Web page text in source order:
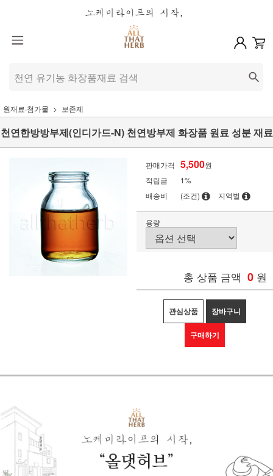
원재료·첨가물 보존제
천연한방방부제(인디가드-N) 천연방부제 화장품 원료 성분 재료
판매가격 5,500원
적립금
1%
배송비
(조건) 지역별
용량
총 상품 금액 0 원
관심상품 장바구니
구매하기